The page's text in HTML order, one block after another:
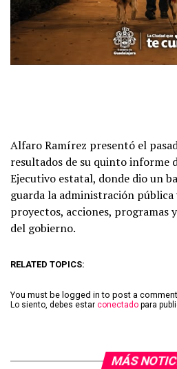
Alfaro Ramírez presentó el
resultados de su quinto informe
Ejecutivo estatal, donde dio un
guarda la administración pública
proyectos, acciones, programas
del gobierno.
RELATED TOPICS:
You must be logged in to post a comment
Lo siento, debes estar conectado para
MÁS